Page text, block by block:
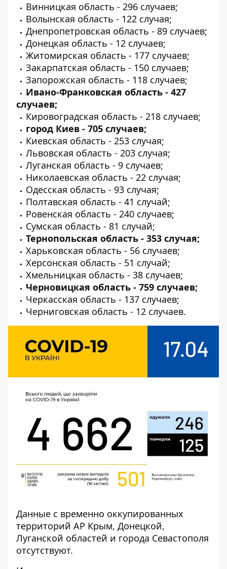
Винницкая область - 296 случаев;
Волынская область - 122 случая;
Днепропетровская область - 89 случаев;
Донецкая область - 12 случаев;
Житомирская область - 177 случаев;
Закарпатская область - 150 случаев;
Запорожская область - 118 случаев;
Ивано-Франковская область - 427
случаев;
Кировоградская область - 218 случаев;
город Киев - 705 случаев;
Киевская область - 253 случая;
Львовская область - 203 случая;
Луганская область - 9 случаев;
Николаевская область - 22 случая;
Одесская область - 93 случая;
Полтавская область - 41 случай;
Ровенская область - 240 случаев;
Сумская область - 81 случай;
Тернопольская область - 353 случая;
Харьковская область - 56 случаев;
Херсонская область - 51 случай;
Хмельницкая область - 38 случаев;
Черновицкая область - 759 случаев;
Черкасская область - 137 случаев;
Черниговская область - 12 случаев.
Данные с временно оккупированных
территорий АР Крым, Донецкой,
Луганской областей и города Севастополя
отсутствуют.